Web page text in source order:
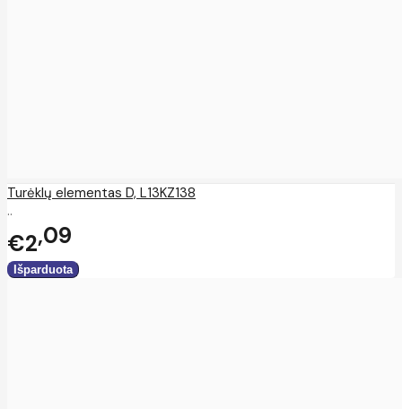
Turėklų elementas D, L13KZ138
..
€2 09